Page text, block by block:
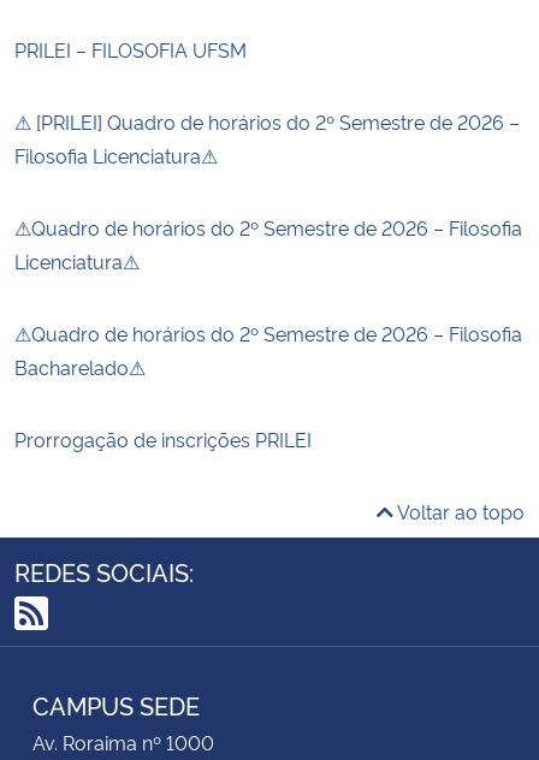
PRILEI – FILOSOFIA UFSM
⚠ [PRILEI] Quadro de horários do 2º Semestre de 2026 –
Filosofia Licenciatura⚠
⚠Quadro de horários do 2º Semestre de 2026 – Filosofia
Licenciatura⚠
⚠Quadro de horários do 2º Semestre de 2026 – Filosofia
Bacharelado⚠
Prorrogação de inscrições PRILEI
Voltar ao topo
REDES SOCIAIS:
RSS
CAMPUS SEDE
Av. Roraima nº 1000